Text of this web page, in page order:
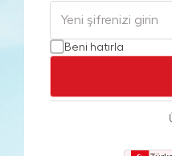
Beni hatırla